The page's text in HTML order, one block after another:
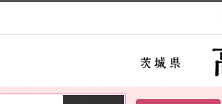
YouTube公式チャンネル